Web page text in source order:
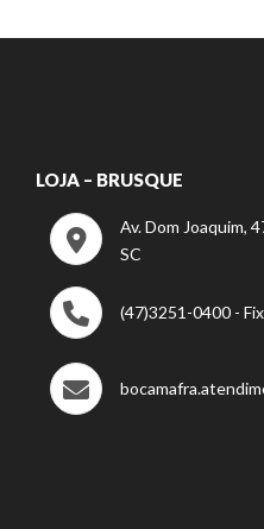
LOJA – BRUSQUE
Av. Dom Joaquim,
SC
(47)3251-0400 -